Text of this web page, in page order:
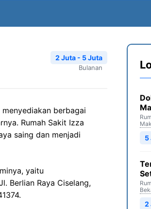
2 Juta - 5 Juta
Bulanan
berbagai
Rumah Sakit Izza
saing dan menjadi
yaitu
Berlian Raya Ciselang,
5
2